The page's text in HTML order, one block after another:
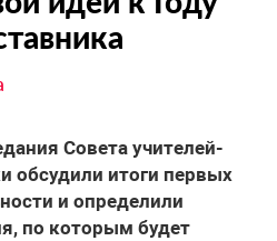
Совета учителей-
обсудили итоги первых
и определили
по которым будет